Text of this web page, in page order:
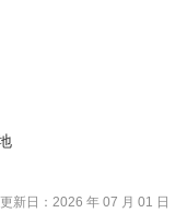
新日：2026 年 07 月 01 日